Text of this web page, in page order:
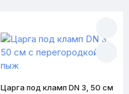
Царга под кламп DN 3, 50 см